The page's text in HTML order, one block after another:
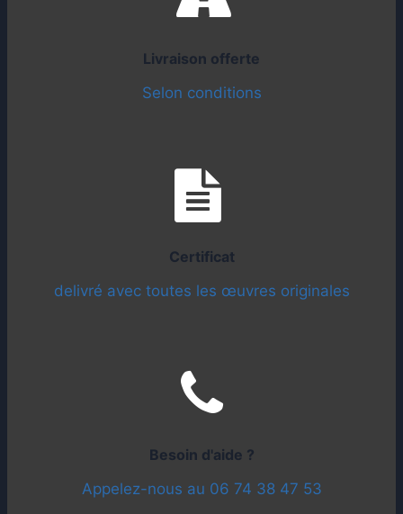
Livraison offerte
Selon conditions
Certificat
delivré avec toutes les œuvres originales
Besoin d'aide ?
Appelez-nous au 06 74 38 47 53